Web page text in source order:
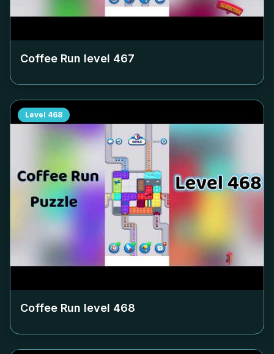
Coffee Run level 467
Level 468
Coffee Run level 468